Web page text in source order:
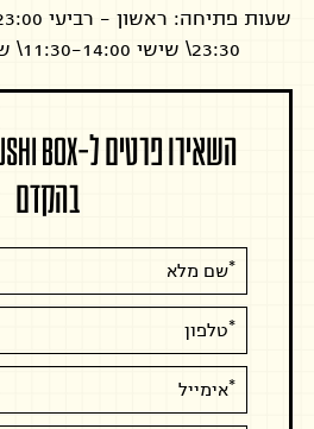
אתר ראשי
23:30\ שישי 11:30-14:00\ שבת 21:00-23:30
בהקדם
אנא
מלאו
את
טופס
-